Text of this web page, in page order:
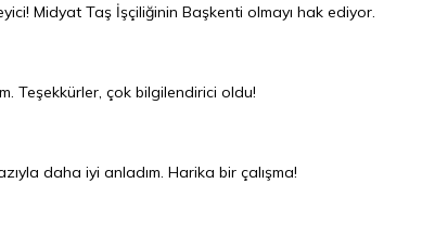
Midyat Taş İşçiliğinin Başkenti olmayı hak ediyor.
Teşekkürler, çok bilgilendirici oldu!
daha iyi anladım. Harika bir çalışma!